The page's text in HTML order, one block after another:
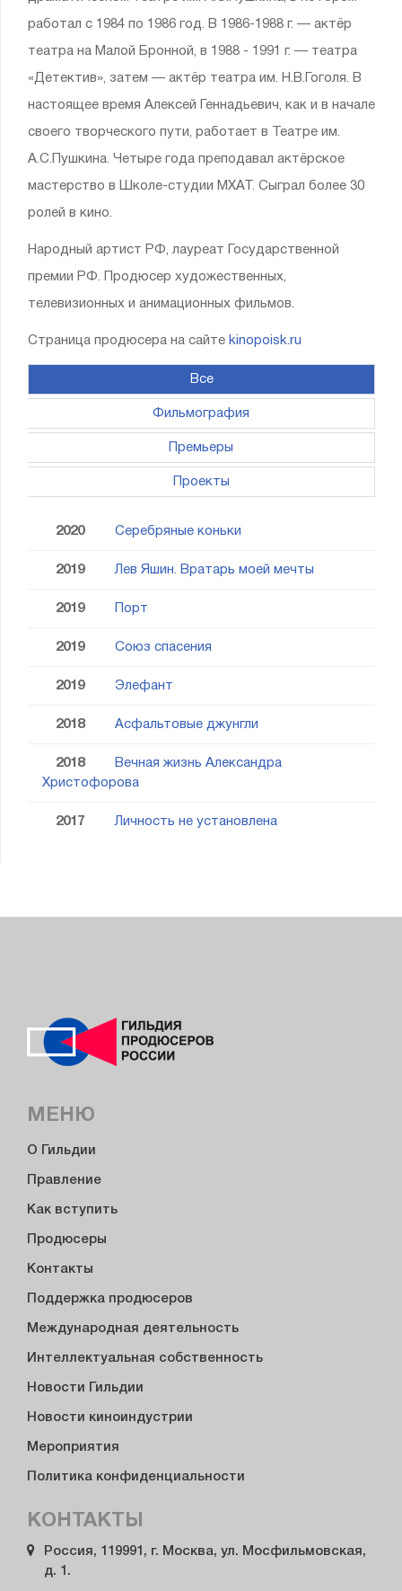
работал с 1984 по 1986 год. В 1986-1988 г. — актёр
театра на Малой Бронной, в 1988 - 1991 г. — театра
«Детектив», затем — актёр театра им. Н.В.Гоголя. В
настоящее время Алексей Геннадьевич, как и в начале
своего творческого пути, работает в Театре им.
А.С.Пушкина. Четыре года преподавал актёрское
мастерство в Школе-студии МХАТ. Сыграл более 30
ролей в кино.
Народный артист РФ, лауреат Государственной
премии РФ. Продюсер художественных,
телевизионных и анимационных фильмов.
Страница продюсера на сайте kinopoisk.ru
Все
Фильмография
Премьеры
Проекты
2020 Серебряные коньки
2019 Лев Яшин. Вратарь моей мечты
2019 Порт
2019 Союз спасения
2019 Элефант
2018 Асфальтовые джунгли
2018
Вечная жизнь Александра
Христофорова
2017 Личность не установлена
МЕНЮ
О Гильдии
Правление
Как вступить
Продюсеры
Контакты
Поддержка продюсеров
Международная деятельность
Интеллектуальная собственность
Новости Гильдии
Новости киноиндустрии
Мероприятия
Политика конфиденциальности
КОНТАКТЫ
Россия, 119991, г. Москва, ул. Мосфильмовская,
д. 1.